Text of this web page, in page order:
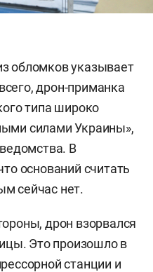
обломков указывает
дрон-приманка
типа широко
силами Украины»,
В
оснований считать
сейчас нет.
дрон взорвался
Это произошло в
станции и